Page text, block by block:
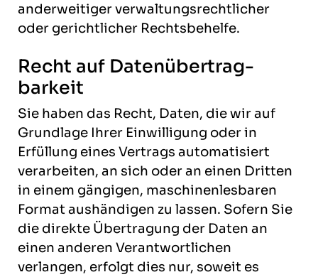
anderweitiger verwaltungsrechtlicher
oder gerichtlicher Rechtsbehelfe.
Recht auf Daten­übertrag­
barkeit
Sie haben das Recht, Daten, die wir auf
Grundlage Ihrer Einwilligung oder in
Erfüllung eines Vertrags automatisiert
verarbeiten, an sich oder an einen Dritten
in einem gängigen, maschinenlesbaren
Format aushändigen zu lassen. Sofern Sie
die direkte Übertragung der Daten an
einen anderen Verantwortlichen
verlangen, erfolgt dies nur, soweit es